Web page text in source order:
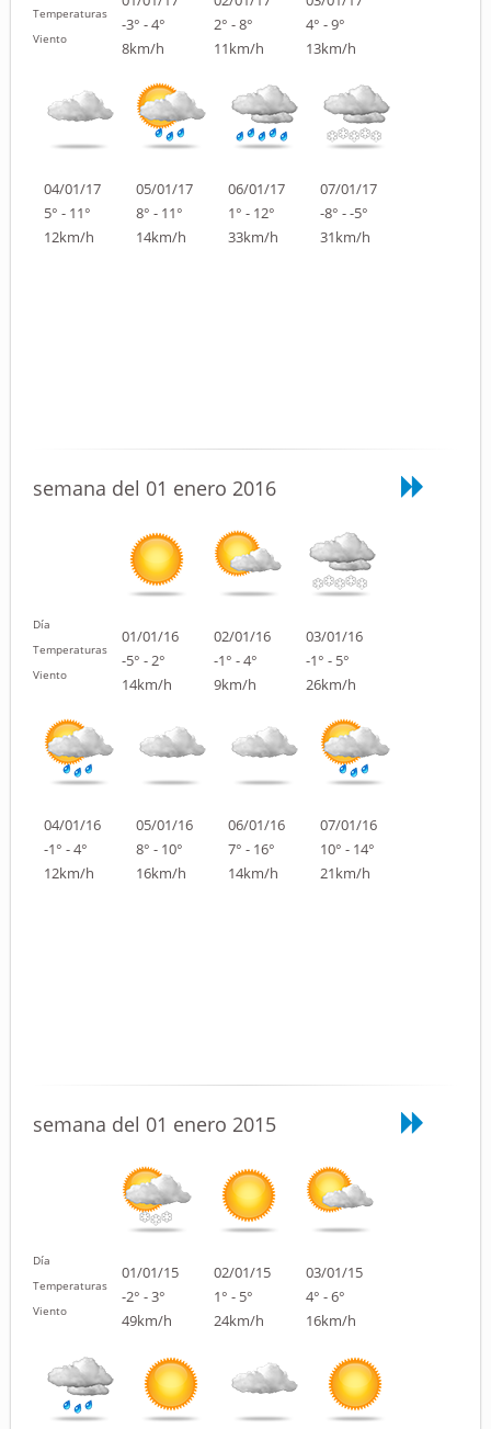
Temperaturas
Viento
-3° - 4°
8km/h
2° - 8°
11km/h
4° - 9°
13km/h
04/01/17
5° - 11°
12km/h
05/01/17
8° - 11°
14km/h
06/01/17
1° - 12°
33km/h
07/01/17
-8° - -5°
31km/h
semana del 01 enero 2016
Día
Temperaturas
Viento
01/01/16
-5° - 2°
14km/h
02/01/16
-1° - 4°
9km/h
03/01/16
-1° - 5°
26km/h
04/01/16
-1° - 4°
12km/h
05/01/16
8° - 10°
16km/h
06/01/16
7° - 16°
14km/h
07/01/16
10° - 14°
21km/h
semana del 01 enero 2015
Día
Temperaturas
Viento
01/01/15
-2° - 3°
49km/h
02/01/15
1° - 5°
24km/h
03/01/15
4° - 6°
16km/h